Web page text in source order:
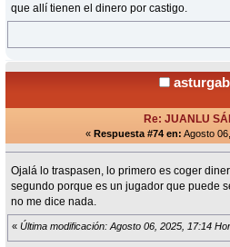
que allí tienen el dinero por castigo.
Re: JUANLU
« Respuesta #74 en: Agosto
Ojalá lo traspasen, lo primero es coger
segundo porque es un jugador que puede
no me dice nada.
« Última modificación: Agosto 06, 2025, 17:14